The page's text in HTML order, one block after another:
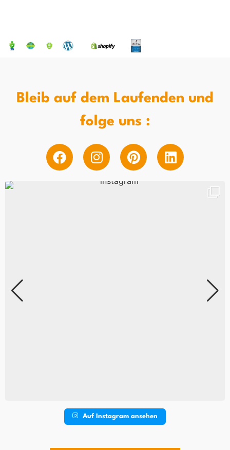
Bleib auf dem Laufenden und
folge uns :
Auf Instagram ansehen